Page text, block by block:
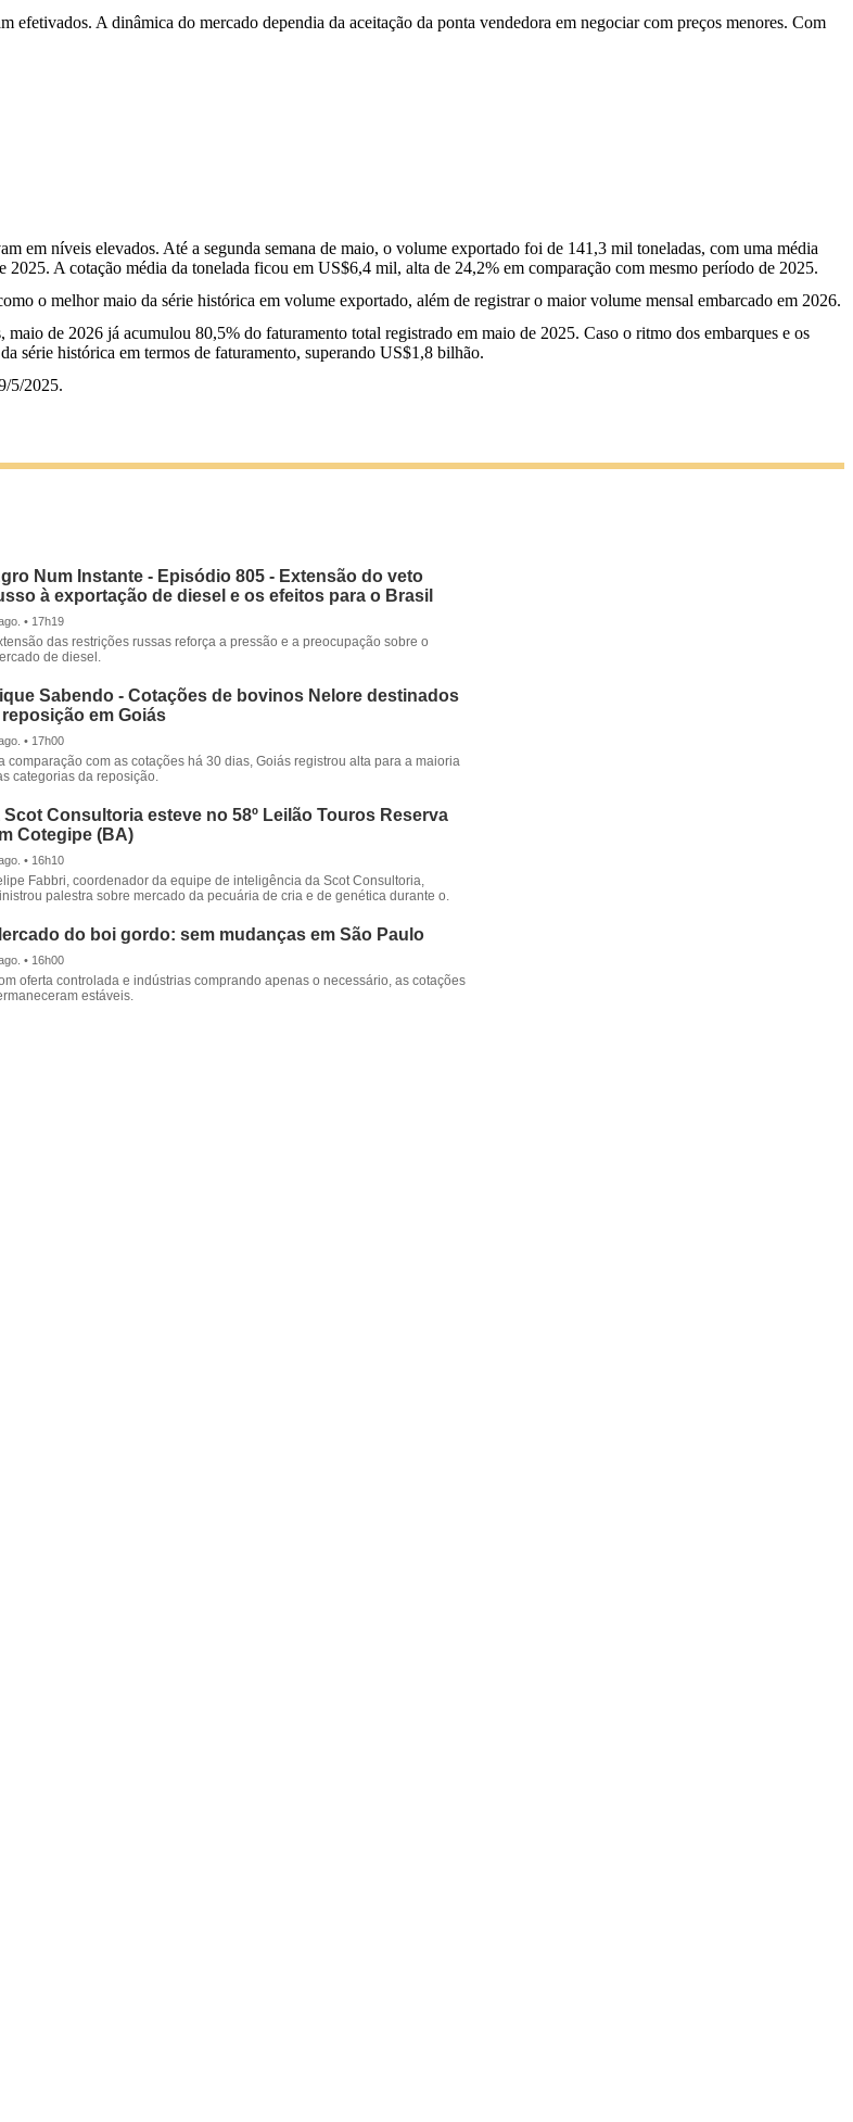
A dinâmica do mercado dependia da aceitação da ponta vendedora em negociar com preços menores. Com
em níveis elevados. Até a segunda semana de maio, o volume exportado foi de 141,3 mil toneladas, com uma média
A cotação média da tonelada ficou em US$6,4 mil, alta de 24,2% em comparação com mesmo período de 2025.
o melhor maio da série histórica em volume exportado, além de registrar o maior volume mensal embarcado em 2026.
de 2026 já acumulou 80,5% do faturamento total registrado em maio de 2025. Caso o ritmo dos embarques e os
série histórica em termos de faturamento, superando US$1,8 bilhão.
5/2025.
Num Instante - Episódio 805 - Extensão do veto
à exportação de diesel e os efeitos para o Brasil
• 17h19
das restrições russas reforça a pressão e a preocupação sobre o
de diesel.
Sabendo - Cotações de bovinos Nelore destinados
reposição em Goiás
• 17h00
comparação com as cotações há 30 dias, Goiás registrou alta para a maioria
categorias da reposição.
Scot Consultoria esteve no 58º Leilão Touros Reserva
Cotegipe (BA)
• 16h10
Fabbri, coordenador da equipe de inteligência da Scot Consultoria,
palestra sobre mercado da pecuária de cria e de genética durante o.
do boi gordo: sem mudanças em São Paulo
• 16h00
oferta controlada e indústrias comprando apenas o necessário, as cotações
estáveis.